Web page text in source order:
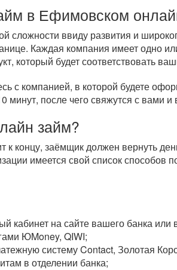
в Ефимовском
сложности ввиду развития и
Каждая компания имеет одно
который будет соответствовать
с компанией, в которой будете
минут, после чего свяжутся с вами
займ?
к концу, заёмщик должен вернуть
имеется свой список
кабинет на сайте вашего банка
ЮMoney, QIWI;
систему Contact, Золотая
в отделении банка;